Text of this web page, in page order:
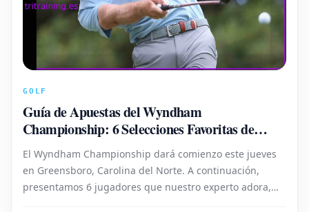
GOLF
Guía de Apuestas del Wyndham
Championship: 6 Selecciones Favoritas de
Nuestro Experto
El Wyndham Championship dará comienzo este jueves
en Greensboro, Carolina del Norte. A continuación,
presentamos 6 jugadores que nuestro experto adora,